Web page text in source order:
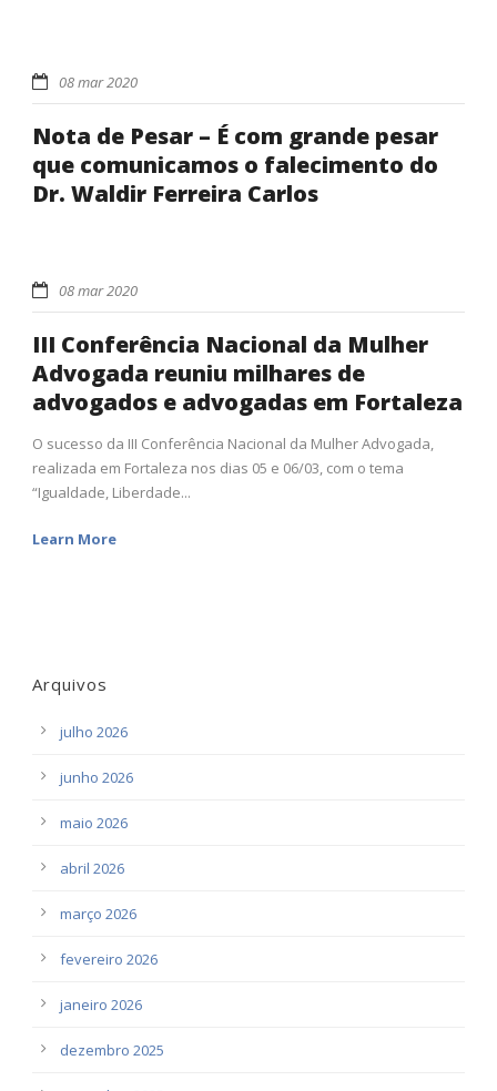
08 mar 2020
Nota de Pesar – É com grande pesar
que comunicamos o falecimento do
Dr. Waldir Ferreira Carlos
08 mar 2020
III Conferência Nacional da Mulher
Advogada reuniu milhares de
advogados e advogadas em Fortaleza
O sucesso da III Conferência Nacional da Mulher Advogada,
realizada em Fortaleza nos dias 05 e 06/03, com o tema
“Igualdade, Liberdade...
Learn More
Arquivos
julho 2026
junho 2026
maio 2026
abril 2026
março 2026
fevereiro 2026
janeiro 2026
dezembro 2025